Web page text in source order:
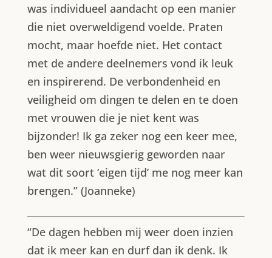
was individueel aandacht op een manier
die niet overweldigend voelde. Praten
mocht, maar hoefde niet. Het contact
met de andere deelnemers vond ik leuk
en inspirerend. De verbondenheid en
veiligheid om dingen te delen en te doen
met vrouwen die je niet kent was
bijzonder! Ik ga zeker nog een keer mee,
ben weer nieuwsgierig geworden naar
wat dit soort ‘eigen tijd’ me nog meer kan
brengen.” (Joanneke)
“De dagen hebben mij weer doen inzien
dat ik meer kan en durf dan ik denk. Ik